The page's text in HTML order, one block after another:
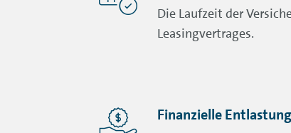
Die Laufzeit der
Leasingvertrages.
Finanzielle